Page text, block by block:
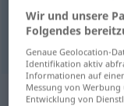
dégueuler kotzen
Wir und unsere
Folgendes
Genaue Geolocation-
Identifikation aktiv
Informationen auf
Messung von
Entwicklung von